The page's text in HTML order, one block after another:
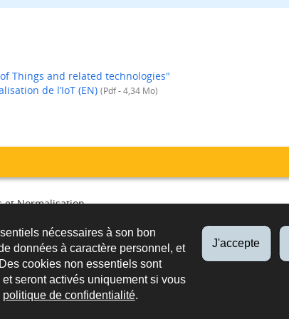
nécessaires à son bon
données à caractère personnel, et
cookies non essentiels sont
seront activés uniquement si vous
politique de confidentialité.
J'accepte
Things and related technologies"
de l’IoT (EN) (Pdf - 4,34 Mo)
et Normalisation
Aspects légaux Newsletter